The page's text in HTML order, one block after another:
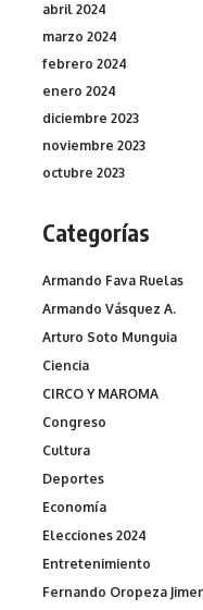
abril 2024
marzo 2024
febrero 2024
enero 2024
diciembre 2023
noviembre 2023
octubre 2023
Categorías
Armando Fava Ruelas
Armando Vásquez A.
Arturo Soto Munguia
Ciencia
CIRCO Y MAROMA
Congreso
Cultura
Deportes
Economía
Elecciones 2024
Entretenimiento
Fernando Oropeza